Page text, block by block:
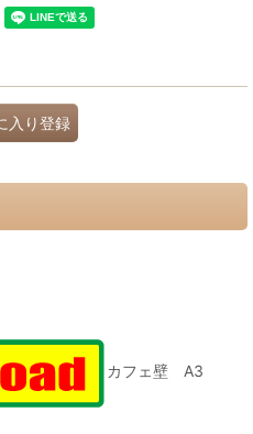
入り登録
カフェ壁 A3